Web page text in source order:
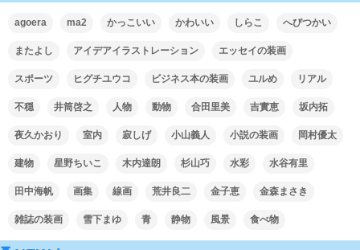
agoera ma2 かっこいい かわいい しらこ へびつかい
またよし アイデアイラストレーション エッセイの装画
スポーツ ヒグチユウコ ビジネス本の装画 ユルめ リアル
不穏 井筒啓之 人物 動物 合田里美 吉實恵 坂内拓
夜久かおり 室内 寂しげ 小山義人 小説の装画 岡村優太
建物 星野ちいこ 木内達朗 杉山巧 水彩 水谷有里
田中海帆 画集 線画 荒井良二 金子恵 金森まさき
雑誌の装画 雪下まゆ 青 静物 風景 食べ物